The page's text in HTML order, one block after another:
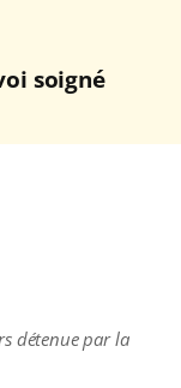
soigné
détenue par la